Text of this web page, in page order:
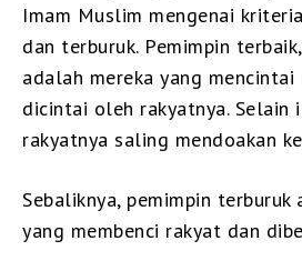
Imam Muslim mengenai
dan terburuk. Pemimpin
adalah mereka yang mencintai
dicintai oleh rakyatnya. Selain
rakyatnya saling mendoakan
Sebaliknya, pemimpin terburuk
yang membenci rakyat dan